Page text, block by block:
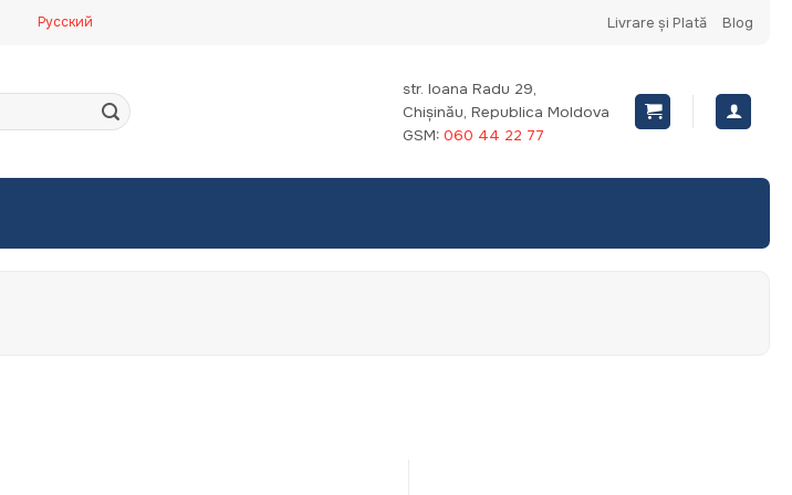
Русский Livrare și Plată Blog
str. Ioana Radu 29,
Chișinău, Republica Moldova
GSM: 060 44 22 77